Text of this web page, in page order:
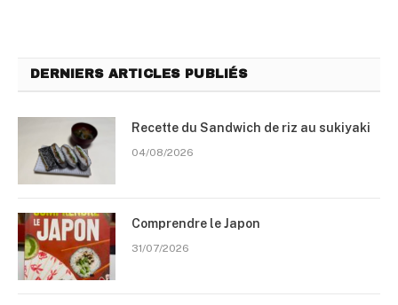
DERNIERS ARTICLES PUBLIÉS
Recette du Sandwich de riz au sukiyaki
04/08/2026
Comprendre le Japon
31/07/2026